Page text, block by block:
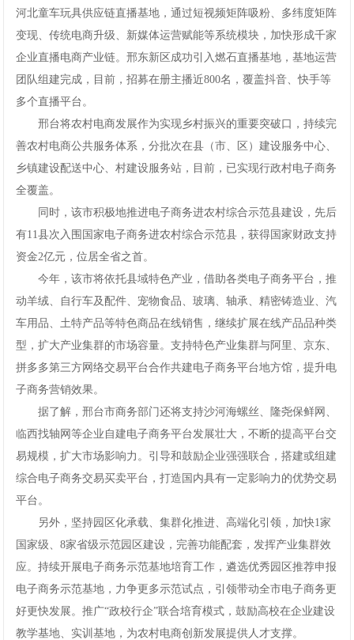
河北童车玩具供应链直播基地，通过短视频矩阵吸粉、多纬度矩阵
变现、传统电商升级、新媒体运营赋能等系统模块，加快形成千家
企业直播电商产业链。邢东新区成功引入燃石直播基地，基地运营
团队组建完成，目前，招募在册主播近800名，覆盖抖音、快手等
多个直播平台。
邢台将农村电商发展作为实现乡村振兴的重要突破口，持续完
善农村电商公共服务体系，分批次在县（市、区）建设服务中心、
乡镇建设配送中心、村建设服务站，目前，已实现行政村电子商务
全覆盖。
同时，该市积极地推进电子商务进农村综合示范县建设，先后
有11县次入围国家电子商务进农村综合示范县，获得国家财政支持
资金2亿元，位居全省之首。
今年，该市将依托县域特色产业，借助各类电子商务平台，推
动羊绒、自行车及配件、宠物食品、玻璃、轴承、精密铸造业、汽
车用品、土特产品等特色商品在线销售，继续扩展在线产品品种类
型，扩大产业集群的市场容量。支持特色产业集群与阿里、京东、
拼多多第三方网络交易平台合作共建电子商务平台地方馆，提升电
子商务营销效果。
据了解，邢台市商务部门还将支持沙河海螺丝、隆尧保鲜网、
临西找轴网等企业自建电子商务平台发展壮大，不断的提高平台交
易规模，扩大市场影响力。引导和鼓励企业强强联合，搭建或组建
综合电子商务交易买卖平台，打造国内具有一定影响力的优势交易
平台。
另外，坚持园区化承载、集群化推进、高端化引领，加快1家
国家级、8家省级示范园区建设，完善功能配套，发挥产业集群效
应。持续开展电子商务示范基地培育工作，遴选优秀园区推荐申报
电子商务示范基地，力争更多示范试点，引领带动全市电子商务更
好更快发展。推广“政校行企”联合培育模式，鼓励高校在企业建设
教学基地、实训基地，为农村电商创新发展提供人才支撑。